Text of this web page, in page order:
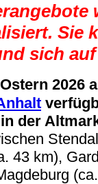
Sie
sich
2026
in der
43 km),